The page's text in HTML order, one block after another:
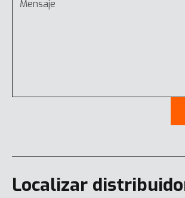
Localizar